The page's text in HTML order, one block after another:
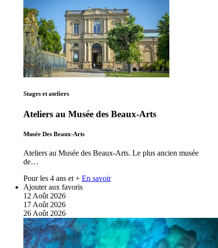
Stages et ateliers
Ateliers au Musée des Beaux-Arts
Musée Des Beaux-Arts
Ateliers au Musée des Beaux-Arts. Le plus ancien musée
de…
Pour les 4 ans et + En savoir
Ajouter aux favoris
12 Août 2026
17 Août 2026
26 Août 2026